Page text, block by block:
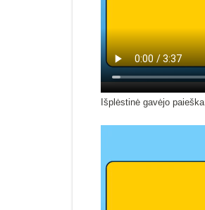
Išplėstinė gavėjo paieška